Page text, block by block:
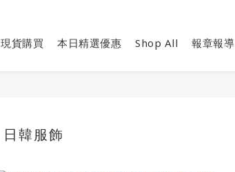
現貨購買 本日精選優惠 Shop All 報章報導
日韓服飾